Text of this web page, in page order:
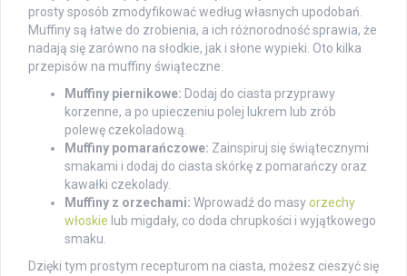
prosty sposób zmodyfikować według własnych upodobań.
Muffiny są łatwe do zrobienia, a ich różnorodność sprawia, że
nadają się zarówno na słodkie, jak i słone wypieki. Oto kilka
przepisów na muffiny świąteczne:
Muffiny piernikowe: Dodaj do ciasta przyprawy
korzenne, a po upieczeniu polej lukrem lub zrób
polewę czekoladową.
Muffiny pomarańczowe: Zainspiruj się świątecznymi
smakami i dodaj do ciasta skórkę z pomarańczy oraz
kawałki czekolady.
Muffiny z orzechami: Wprowadź do masyorzechy
włoskie lub migdały, co doda chrupkości i wyjątkowego
smaku.
Dzięki tym prostym recepturom na ciasta, możesz cieszyć się